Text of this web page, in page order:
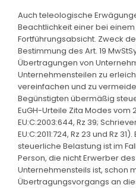
Auch teleologische
Beachtlichkeit einer bei
Fortführungsabsicht. Zweck
Bestimmung des Art. 19
Übertragungen von
Unternehmensteilen zu
vereinfachen und zu
Begünstigten übermäßig
EuGH-Urteile Zita Modes vom
EU:C:2003:644, Rz 39;
EU:C:2011:724, Rz 23 und Rz
steuerliche Belastung ist im
Person, die nicht Erwerber
Unternehmensteils ist, schon
Übertragungsvorgangs an